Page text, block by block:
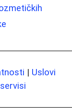
| Uslovi